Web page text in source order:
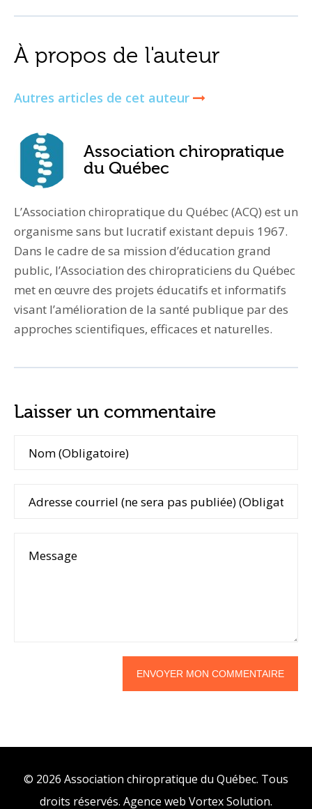
À propos de l'auteur
Autres articles de cet auteur
Association chiropratique
du Québec
L’Association chiropratique du Québec (ACQ) est un
organisme sans but lucratif existant depuis 1967.
Dans le cadre de sa mission d’éducation grand
public, l’Association des chiropraticiens du Québec
met en œuvre des projets éducatifs et informatifs
visant l’amélioration de la santé publique par des
approches scientifiques, efficaces et naturelles.
Laisser un commentaire
© 2026 Association chiropratique du Québec. Tous
droits réservés. Agence web Vortex Solution.